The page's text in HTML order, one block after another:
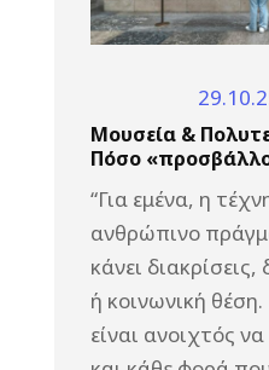
Μουσεία &
Πόσο
“Για εμένα, η
ανθρώπινο
κάνει διακρίσεις,
ή κοινωνική
είναι ανοιχτός